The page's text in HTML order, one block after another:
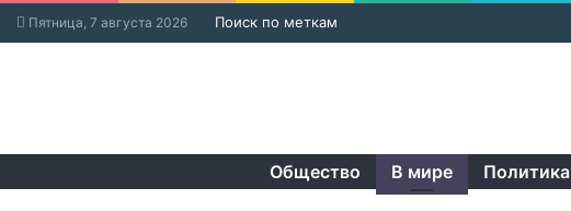
Пятница, 7 августа 2026 Поиск по меткам
Общество В мире Политика